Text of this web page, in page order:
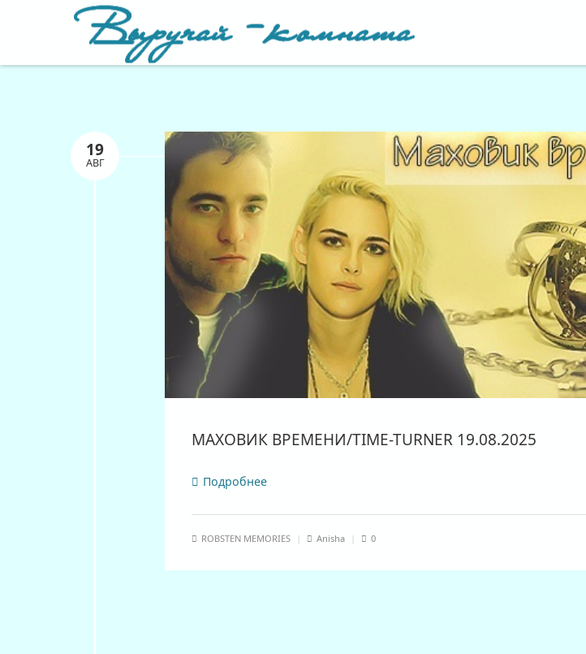
19
АВГ
МАХОВИК ВРЕМЕНИ/TIME-TURNER 19.08.2025
Подробнее
ROBSTEN MEMORIES Anisha 0